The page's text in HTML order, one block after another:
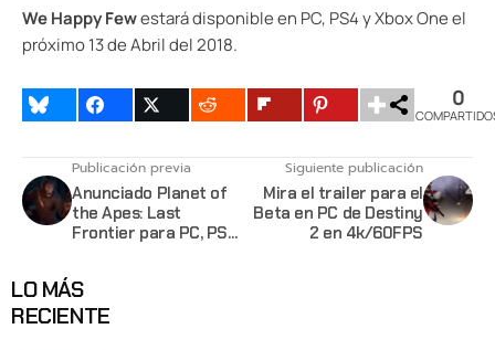
We Happy Fewestará disponible en PC, PS4 y Xbox One el
próximo 13 de Abril del 2018.
0
Publicación previa
Anunciado Planet of
the Apes: Last
Frontier para PC, PS4
Siguiente publicación
Mira el trailer para el
Beta en PC de Destiny
2 en 4k/60FPS
LO MÁS
RECIENTE